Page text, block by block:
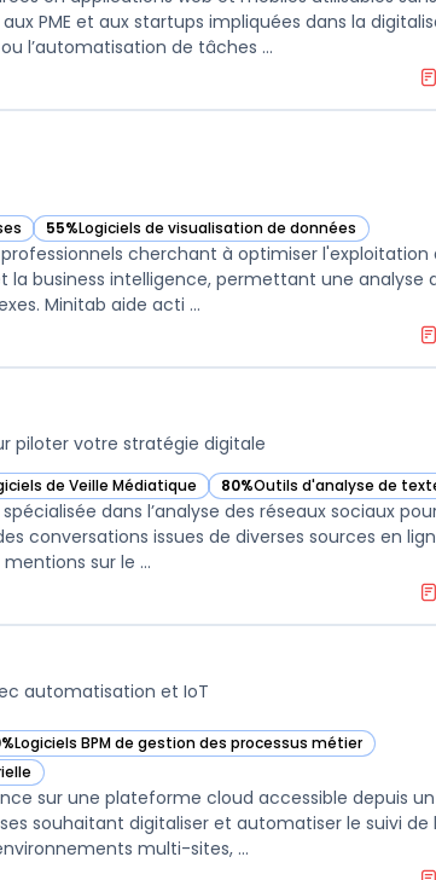
PME et aux startups impliquées dans la
processus métiers, la création d’outils internes ou l’automatisation de tâches ...
55%Logiciels de visualisation de données
— voir Minitab dans cette catégorie
cherchant à optimiser l'exploitation
la business intelligence, permettant une analyse
Minitab aide acti ...
piloter votre stratégie digitale
de Veille Médiatique
dans cette catégorie
80%Outils d'analyse de
— voir Brandwatch dans
dans l’analyse des réseaux sociaux
conversations issues de diverses sources en
sur le ...
automatisation et IoT
Logiciels BPM de gestion des processus métier
Fracttal One dans cette catégorie
sur une plateforme cloud accessible depuis
souhaitant digitaliser et automatiser le suivi de
multi-sites, ...